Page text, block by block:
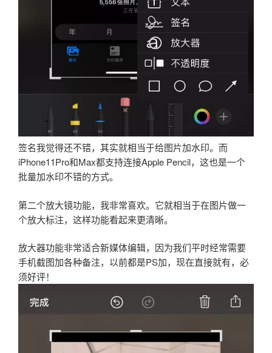
签名我觉得还不错，其实就相当于给图片加水印。而
iPhone11Pro和Max都支持连接Apple Pencil，这也是一个
批量加水印不错的方式。
第二个放大镜功能，我非常喜欢。它就相当于在图片做一
个放大标注，这样功能看起来更清晰。
放大器功能非常适合新媒体编辑，因为我们平时经常需要
手机截图加各种备注，以前都是PS加，现在直接就有，必
须好评！